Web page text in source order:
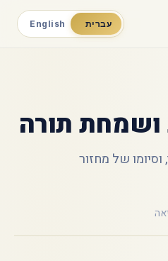
עברית English
ושמחת תורה
וסיומו של מחזור